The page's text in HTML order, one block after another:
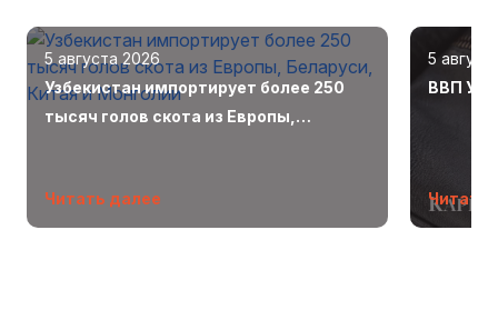
5 августа 2026
Узбекистан импортирует более 250
тысяч голов скота из Европы,
Читать далее
5
ВВП
Читать